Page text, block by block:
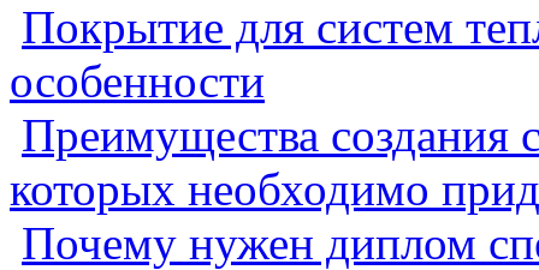
Покрытие для систем
особенности
Преимущества создания
которых необходимо
Почему нужен диплом